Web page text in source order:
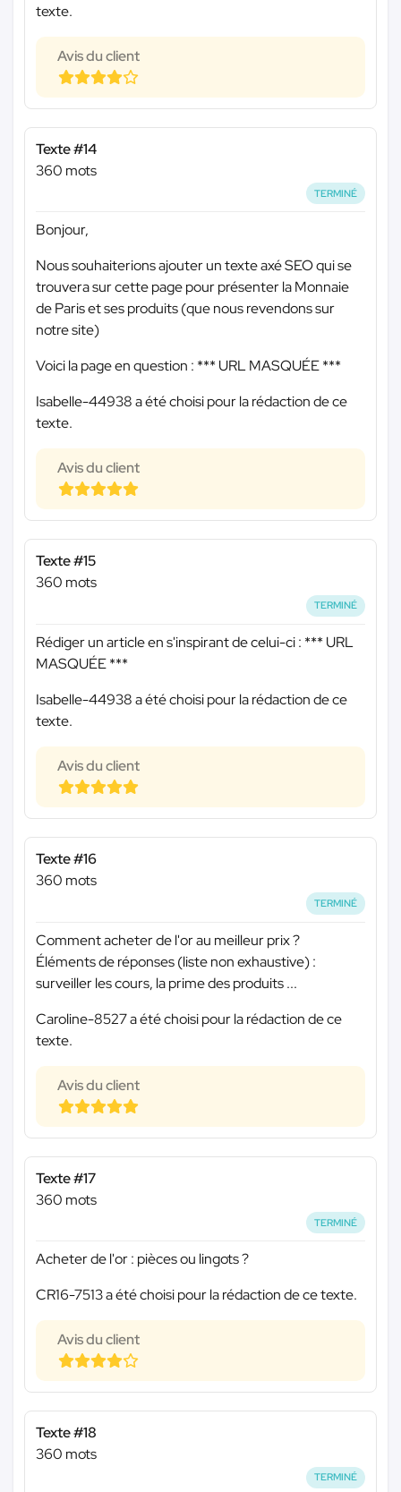
texte.
Avis du client
Texte #14
360 mots
TERMINÉ
Bonjour,
Nous souhaiterions ajouter un texte axé SEO qui se
trouvera sur cette page pour présenter la Monnaie
de Paris et ses produits (que nous revendons sur
notre site)
Voici la page en question : *** URL MASQUÉE ***
Isabelle-44938 a été choisi pour la rédaction de ce
texte.
Avis du client
Texte #15
360 mots
TERMINÉ
Rédiger un article en s'inspirant de celui-ci : *** URL
MASQUÉE ***
Isabelle-44938 a été choisi pour la rédaction de ce
texte.
Avis du client
Texte #16
360 mots
TERMINÉ
Comment acheter de l'or au meilleur prix ?
Éléments de réponses (liste non exhaustive) :
surveiller les cours, la prime des produits ...
Caroline-8527 a été choisi pour la rédaction de ce
texte.
Avis du client
Texte #17
360 mots
TERMINÉ
Acheter de l'or : pièces ou lingots ?
CR16-7513 a été choisi pour la rédaction de ce texte.
Avis du client
Texte #18
360 mots
TERMINÉ